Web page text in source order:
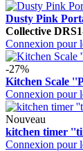
Dusty Pink
Collective
Connexion pour
-27%
Kitchen Scale
Connexion pour
Nouveau
kitchen timer
Connexion pour